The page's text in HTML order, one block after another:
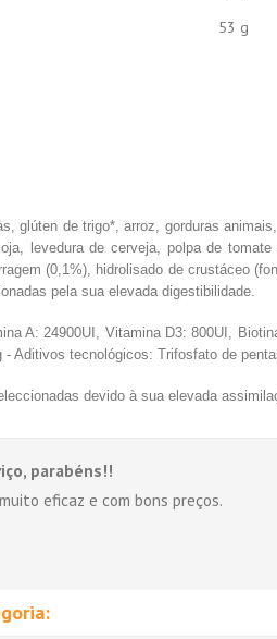
53 g
glúten de trigo*, arroz, gorduras
levedura de cerveja, polpa de
(0,1%), hidrolisado de crustáceo
pela sua elevada digestibilidade.
A: 24900UI, Vitamina D3: 800UI,
Aditivos tecnológicos: Trifosfato de
devido à sua elevada
parabéns!!
eficaz e com bons preços.